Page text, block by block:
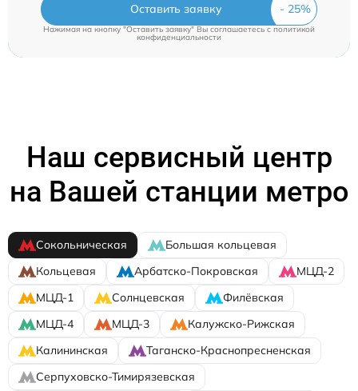
Оставить заявку
Нажимая на кнопку "Оставить заявку" Вы соглашаетесь c политикой
конфиденциальности
Наш сервисный центр
на Вашей станции метро
Сокольническая
Большая кольцевая
Кольцевая
Арбатско-Покровская
МЦД-2
МЦД-1
Солнцевская
Филёвская
МЦД-4
МЦД-3
Калужско-Рижская
Калининская
Таганско-Краснопресненская
Серпуховско-Тимирязевская